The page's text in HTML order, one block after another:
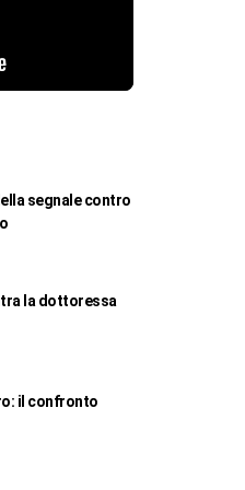
segnale contro
la dottoressa
il confronto